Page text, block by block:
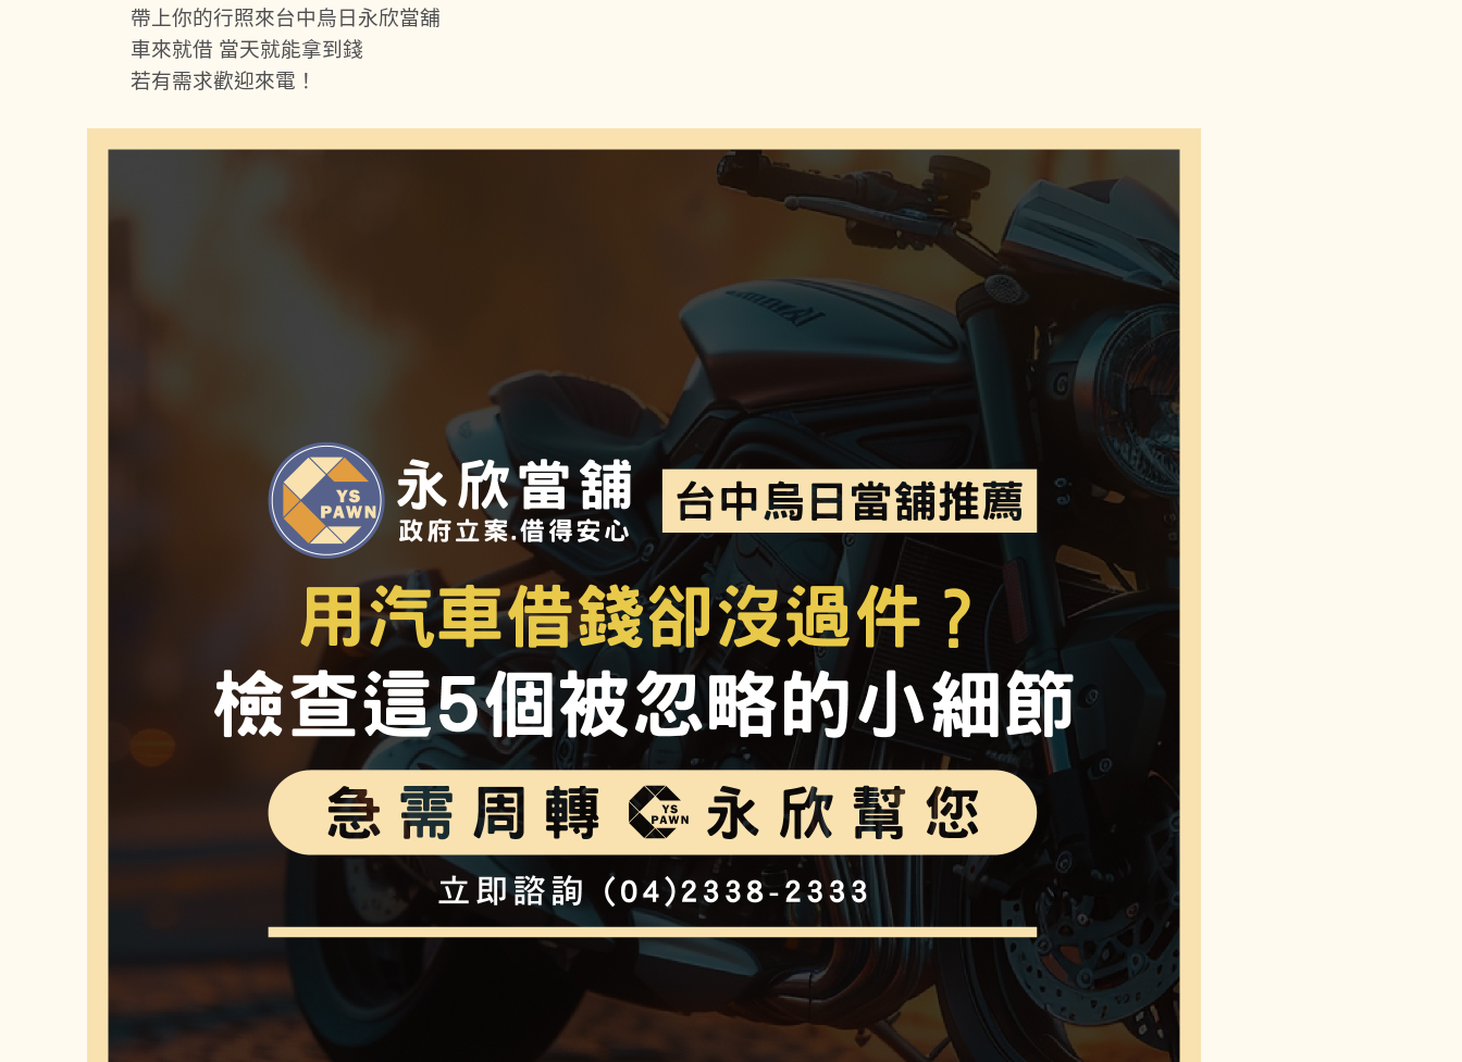
帶上你的行照來台中烏日永欣當舖
車來就借 當天就能拿到錢
若有需求歡迎來電！